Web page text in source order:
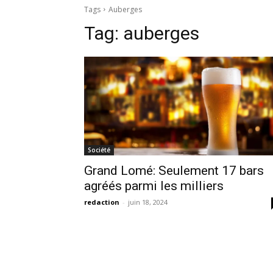
Tags Auberges
Tag: auberges
Société
Grand Lomé: Seulement 17 bars
agréés parmi les milliers
redaction - juin 18, 2024